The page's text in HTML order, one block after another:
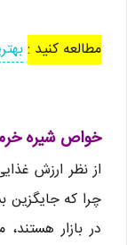
مطالعه کنید :
خواص شیره
از نظر ارزش
چرا که جایگزین
در بازار